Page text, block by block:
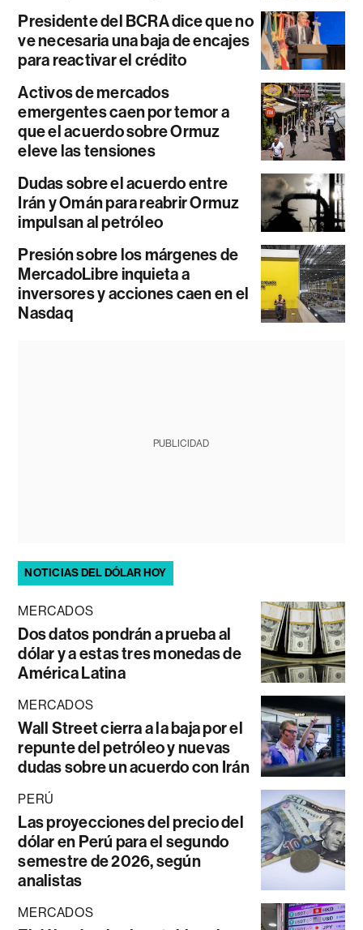
Presidente del BCRA dice que no
ve necesaria una baja de encajes
para reactivar el crédito
Activos de mercados
emergentes caen por temor a
que el acuerdo sobre Ormuz
eleve las tensiones
Dudas sobre el acuerdo entre
Irán y Omán para reabrir Ormuz
impulsan al petróleo
Presión sobre los márgenes de
MercadoLibre inquieta a
inversores y acciones caen en el
Nasdaq
PUBLICIDAD
NOTICIAS DEL DÓLAR HOY
MERCADOS
Dos datos pondrán a prueba al
dólar y a estas tres monedas de
América Latina
MERCADOS
Wall Street cierra a la baja por el
repunte del petróleo y nuevas
dudas sobre un acuerdo con Irán
PERÚ
Las proyecciones del precio del
dólar en Perú para el segundo
semestre de 2026, según
analistas
MERCADOS